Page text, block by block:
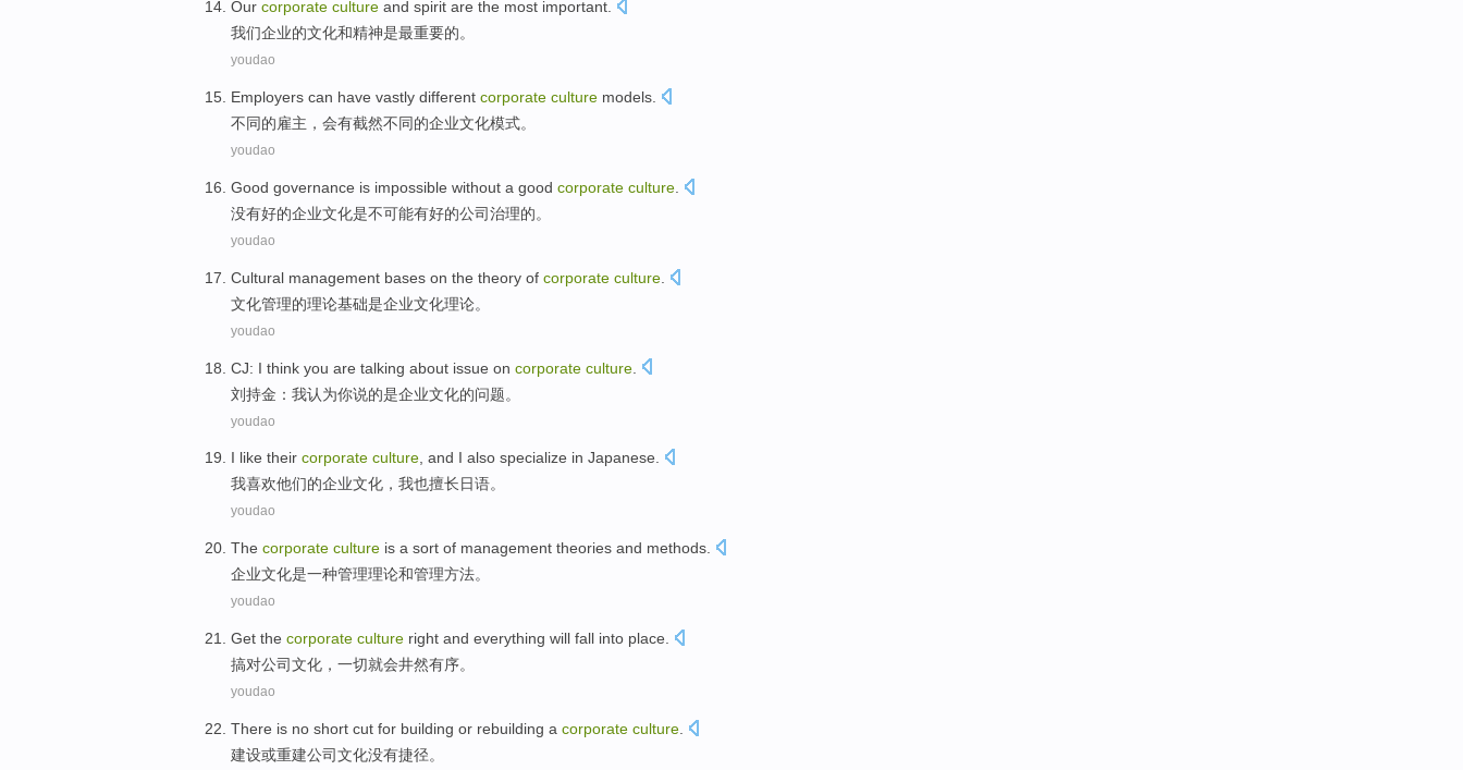
Our corporate culture and spirit are the most important.
我们企业的文化和精神是最重要的。
youdao
Employers can have vastly different corporate culture models
不同的雇主 ， 会有截然不同的企业文化模式。
youdao
Good governance is impossible without a good corporate culture
没有好的企业文化是不可能有好的公司治理的。
youdao
Cultural management bases on the theory of corporate culture
文化管理的理论基础是企业文化理论。
youdao
CJ: I think you are talking about issue on corporate culture
刘持金 ： 我认为你说的是企业文化的问题。
youdao
I like their corporate culture, and I also specialize in Japanese.
我喜欢他们的企业文化 ，我也擅长日语。
youdao
The corporate culture is a sort of management theories and methods
企业文化是一种管理理论和管理方法。
youdao
Get the corporate culture right and everything will fall into place
搞对公司文化 ， 一切就会井然有序。
youdao
There is no short cut for building or rebuilding a corporate culture
建设或重建公司文化没有捷径。